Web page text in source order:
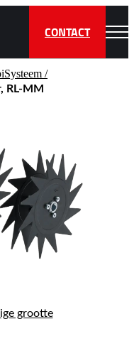
CONTACT
/
RL-MM
grootte